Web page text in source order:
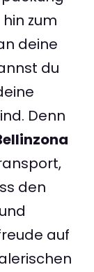
zum
deine
du
Denn
den
auf